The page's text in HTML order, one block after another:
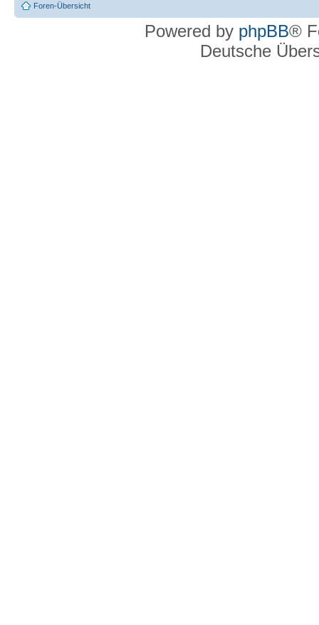
Foren-Übersicht
Powered by phpBB®
Deutsche